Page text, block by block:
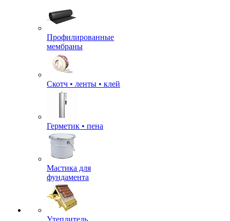
Профилированные
мембраны
Скотч • ленты • клей
Герметик • пена
Мастика для
фундамента
Утеплитель